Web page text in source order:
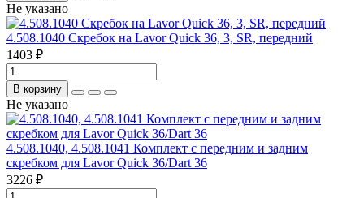
Не указано
4.508.1040 Скребок на Lavor Quick 36, 3, SR, передний
1403 ₽
В корзину
Не указано
4.508.1040, 4.508.1041 Комплект с передним и задним
скребком для Lavor Quick 36/Dart 36
3226 ₽